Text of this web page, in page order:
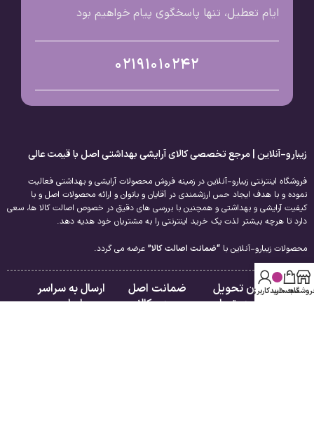
ایام تعطیل، تنها پاسخگوی پیام خواهیم بود
02191010242
زیبارو-آنلاین | مرجع تخصصی کالای آرایشی بهداشتی اصل با قیمت عالی
فروشگاه اینترنتی زیبارو-آنلاین در زمینه فروش محصولات آرایشی و بهداشتی فعالیت
نموده و با هدف ایجاد حس ارزشمندی در آقایان و بانوان و ارائه محصولات اصل و با
کیفیت آرایشی و بهداشتی و همچنین با بررسی های دقیق در خصوص اصالت کالا ها، سعی
دارد تا هرچه بیشتر لذت یک خرید اینترنتی را به مشتریان خود هدیه دهد.
محصولات زیبارو-آنلاین با “ضمانت اصالت کالا” عرضه می گردد.
امکان تحویل
فوری در تهران
ضمانت اصل
بودن کالا
ارسال به سراسر
ایران
سبد خرید
حساب کاربری من